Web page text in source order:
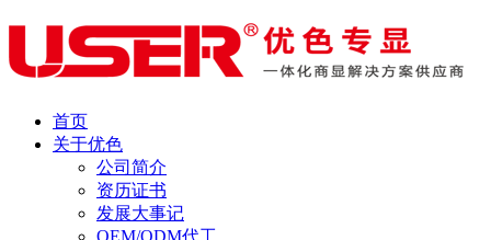
首页
关于优色
公司简介
资历证书
发展大事记
OEM/ODM代工